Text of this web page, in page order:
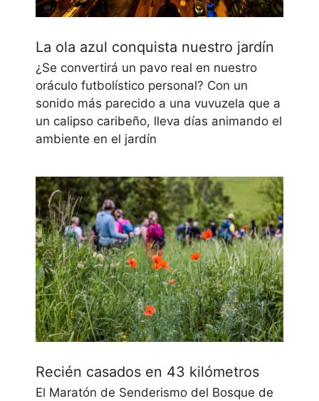
La ola azul conquista nuestro jardín
¿Se convertirá un pavo real en nuestro
oráculo futbolístico personal? Con un
sonido más parecido a una vuvuzela que a
un calipso caribeño, lleva días animando el
ambiente en el jardín
Recién casados en 43 kilómetros
El Maratón de Senderismo del Bosque de